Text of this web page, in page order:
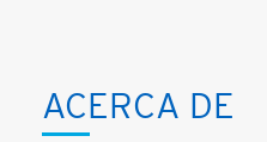
ACERCA DE